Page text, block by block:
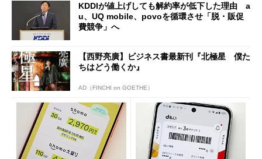
KDDIが値上げしても解約率が低下した理由 a
u、UQ mobile、povoを循環させ「脱・販促
費競争」へ
【西野亮廣】ビジネス書最新刊『北極星 僕た
ちはどう働くか』
AD（FINCHI on GOETHE）